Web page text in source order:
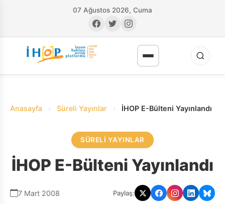
07 Ağustos 2026, Cuma
Anasayfa › Süreli Yayınlar › İHOP E-Bülteni Yayınlandı
SÜRELI YAYINLAR
İHOP E-Bülteni Yayınlandı
7 Mart 2008 Paylaş: